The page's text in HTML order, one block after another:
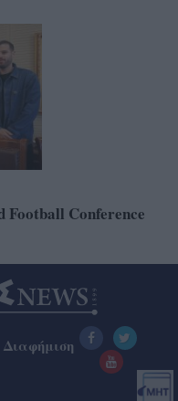
Conference
Διαφήμιση